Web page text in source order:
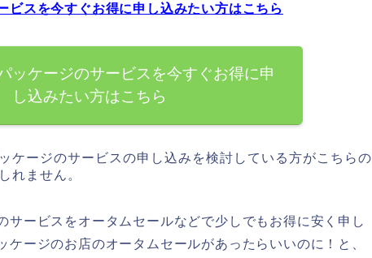
ビスを今すぐお得に申し込みたい方はこちら
ッケージのサービスを今すぐお得に申
し込みたい方はこちら
ケージのサービスの申し込みを検討している方がこちらの
れません。
サービスをオータムセールなどで少しでもお得に安く申し
ケージのお店のオータムセールがあったらいいのに！と、